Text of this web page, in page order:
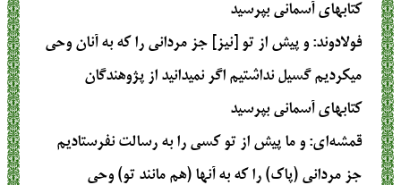
كتابهاى آسمانى بپرسيد
فولادوند: و پيش از تو [نيز] جز مردانى را كه به آنان وحى
میکرديم گسيل نداشتيم اگر نمیدانید از پژوهندگان
كتابهاى آسمانى بپرسيد
قمشه‌ای: و ما پیش از تو کسی را به رسالت نفرستادیم
جز مردانی (پاک) را که به آنها (هم مانند تو) وحی